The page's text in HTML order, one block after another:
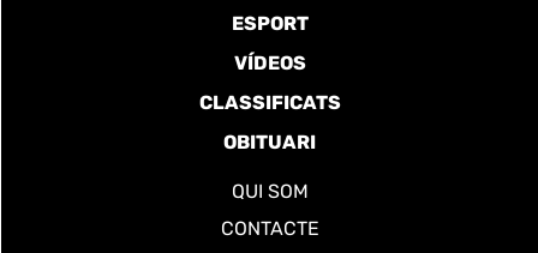
ESPORT
VÍDEOS
CLASSIFICATS
OBITUARI
QUI SOM
CONTACTE